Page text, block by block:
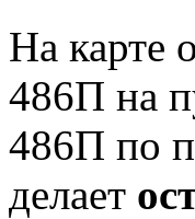
На карте
486П на
486П по
делает